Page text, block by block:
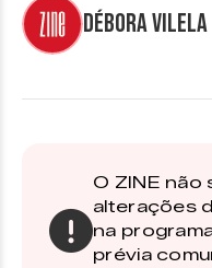
Débora Vilela
O ZINE não
alterações
na
prévia